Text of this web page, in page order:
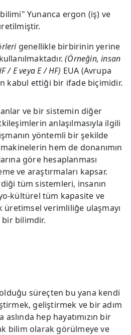
Yunanca ergon (iş) ve
genellikle birbirinin yerine
(Örneğin, insan
/ E veya E / HF) EUA (Avrupa
kabul ettiği bir ifade biçimidir.
ve bir sistemin diğer
anlaşılmasıyla ilgili
yöntemli bir şekilde
hem de donanımın
göre hesaplanması
ve araştırmaları kapsar.
tüm sistemleri, insanın
kültürel tüm kapasite ve
üretimsel verimliliğe ulaşmayı
bir bilimdir.
süreçten bu yana kendi
geliştirmek ve bir adım
aslında hep hayatımızın bir
bilim olarak görülmeye ve